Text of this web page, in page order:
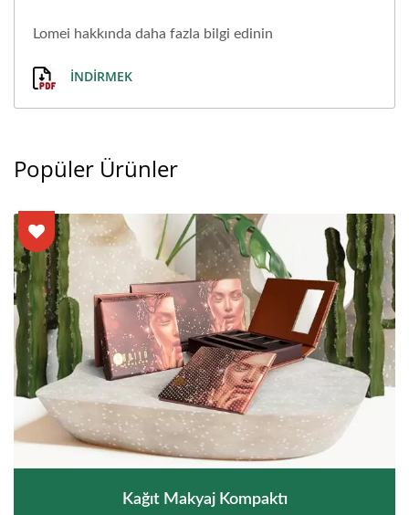
Lomei hakkında daha fazla bilgi edinin
İNDIRMEK
Popüler Ürünler
Kağıt Makyaj Kompaktı